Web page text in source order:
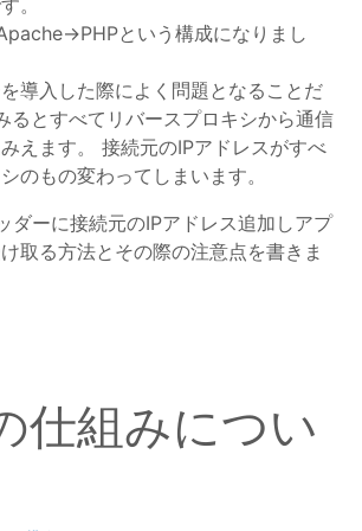
。
>PHPという構成になりまし
導入した際によく問題となることだ
るとすべてリバースプロキシから通信
えます。 接続元のIPアドレスがすべ
のもの変わってしまいます。
ダーに接続元のIPアドレス追加しアプ
取る方法とその際の注意点を書きま
仕組みについ